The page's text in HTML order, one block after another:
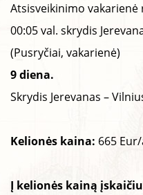
Atsisveikinimo vakarienė
00:05 val. skrydis
(Pusryčiai, vakarienė)
9 diena.
Skrydis Jerevanas –
Kelionės kaina: 665
Į kelionės kainą